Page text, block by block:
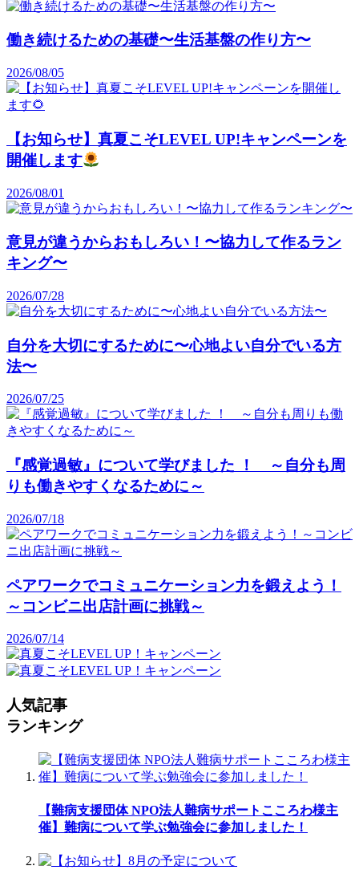
働き続けるための基礎〜生活基盤の作り方〜
2026/08/05
【お知らせ】真夏こそLEVEL UP!キャンペーンを
開催します
2026/08/01
意見が違うからおもしろい！〜協力して作るラン
キング〜
2026/07/28
自分を大切にするために〜心地よい自分でいる方
法〜
2026/07/25
『感覚過敏』について学びました ！ ～自分も周
りも働きやすくなるために～
2026/07/18
ペアワークでコミュニケーション力を鍛えよう！
～コンビニ出店計画に挑戦～
2026/07/14
人気記事
ランキング
【難病支援団体 NPO法人難病サポートこころわ様主
催】難病について学ぶ勉強会に参加しました！